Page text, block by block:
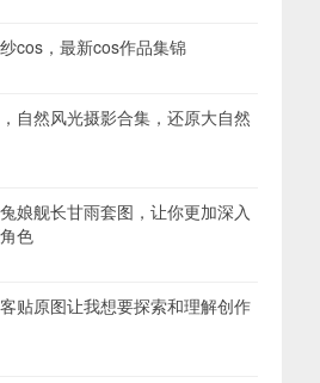
cos，最新cos作品集锦
自然风光摄影合集，还原大自然
娘舰长甘雨套图，让你更加深入
色
贴原图让我想要探索和理解创作